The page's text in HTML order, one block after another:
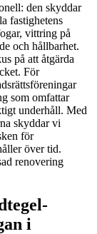
den skyddar
fastighetens
vittring på
och hållbarhet.
på att åtgärda
För
som omfattar
underhåll. Med
skyddar vi
för
över tid.
renovering
i